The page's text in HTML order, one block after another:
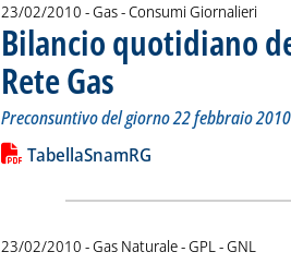
23/02/2010 - Gas - Consumi Giornalieri
Bilancio quotidiano
Rete Gas . Sottotitolo: Preconsuntivo del
. Pubblicata martedì 23 febbraio
Preconsuntivo del giorno 22 febbraio 2010
Leggi tutta la notizia: 'Bilancio
Lista allegati PDF alla notizia
TabellaSnamRG
23/02/2010 - Gas Naturale - GPL - GNL